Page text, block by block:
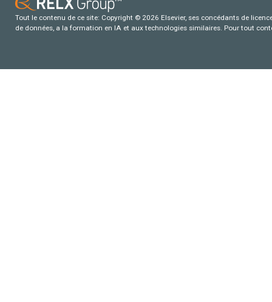
Tout le contenu de ce site: Copyright © 2026 Elsevier, ses concédants de
de données, a la formation en IA et aux technologies similaires. Pour tout